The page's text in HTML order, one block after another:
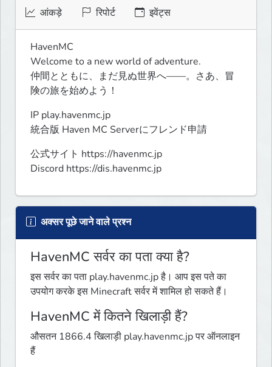
आंकड़े रिपोर्ट इवेंट्स
HavenMC
Welcome to a new world of adventure.
仲間とともに、まだ見ぬ世界へ――。さあ、冒
険の旅を始めよう！
IP play.havenmc.jp
統合版 Haven MC Serverにフレンド申請
公式サイト https://havenmc.jp
Discord https://dis.havenmc.jp
अक्सर पूछे जाने वाले प्रश्न
HavenMC सर्वर का पता क्या है?
इस सर्वर का पता play.havenmc.jp है। आप इस पते का
उपयोग करके इस Minecraft सर्वर में शामिल हो सकते हैं।
HavenMC में कितने खिलाड़ी हैं?
औसतन 1866.4 खिलाड़ी play.havenmc.jp पर ऑनलाइन
हैं